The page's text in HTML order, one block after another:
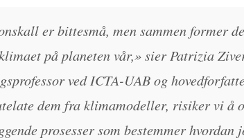
er bittesmå, men sammen former
på planeten vår,» sier Patrizia
ved ICTA-UAB og
dem fra klimamodeller, risiker vi å
prosesser som bestemmer hvordan